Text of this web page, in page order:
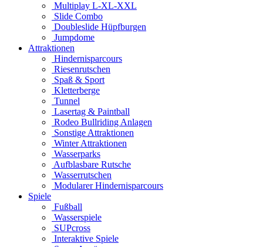
Multiplay L-XL-XXL
Slide Combo
Doubleslide Hüpfburgen
Jumpdome
Attraktionen
Hindernisparcours
Riesenrutschen
Spaß & Sport
Kletterberge
Tunnel
Lasertag & Paintball
Rodeo Bullriding Anlagen
Sonstige Attraktionen
Winter Attraktionen
Wasserparks
Aufblasbare Rutsche
Wasserrutschen
Modularer Hindernisparcours
Spiele
Fußball
Wasserspiele
SUPcross
Interaktive Spiele